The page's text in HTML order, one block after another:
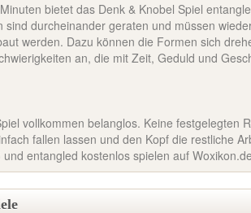
bietet das Denk & Knobel Spiel
sind durcheinander geraten und müssen
werden. Dazu können die Formen sich
an, die mit Zeit, Geduld und
vollkommen belanglos. Keine festgelegten
fallen lassen und den Kopf die restliche
entangled kostenlos spielen auf